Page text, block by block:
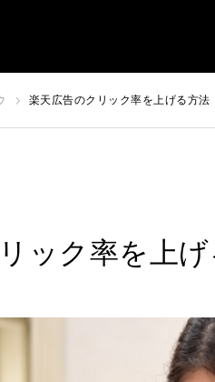
楽天広告のクリック率を上げる方法
ック率を上